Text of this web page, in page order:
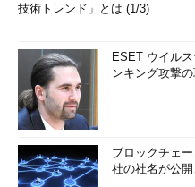
技術トレンド」とは (1/3)
ESET ウイル
ンキング攻撃
ブロックチェ
社の社名が公